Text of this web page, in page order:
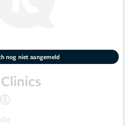
nog niet aangemeld